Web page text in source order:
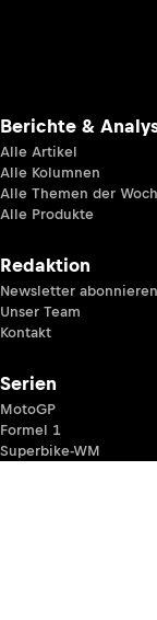
Berichte &
Alle Artikel
Alle Kolumnen
Alle Themen der
Alle Produkte
Redaktion
Newsletter abonnieren
Unser Team
Kontakt
Serien
MotoGP
Formel 1
Superbike-WM